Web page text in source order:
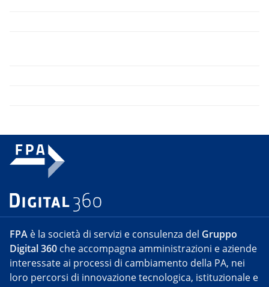
FPA è la società di servizi e consulenza del Gruppo
Digital 360 che accompagna amministrazioni e aziende
interessate ai processi di cambiamento della PA, nei
loro percorsi di innovazione tecnologica, istituzionale e